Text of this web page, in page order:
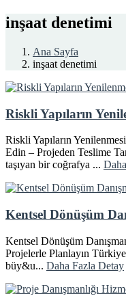
inşaat denetimi
Ana Sayfa
inşaat denetimi
Riskli Yapıların
Riskli Yapıların
Edin – Projeden Teslime
taşıyan bir coğrafya ...
Kentsel Dönüşüm
Kentsel Dönüşüm
Projelerle Planlayın
büy&u... Daha Fazla Detay